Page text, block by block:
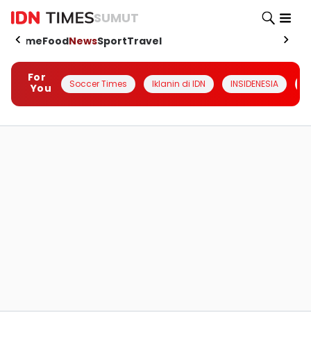
SUMUT
HomeFoodNewsSportTravel
For
You
Soccer Times Iklanin di IDN INSIDENESIA